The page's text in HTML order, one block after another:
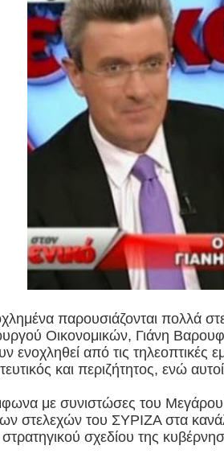
παρουσιάζονται πολλά
Οικονομικών, Γιάνη
ενοχληθεί από τις τηλεοπτικές
και περιζήτητος, ενώ
με συνιστώσες του Μεγάρου
στελεχών του ΣΥΡΙΖΑ στα
σχεδίου της